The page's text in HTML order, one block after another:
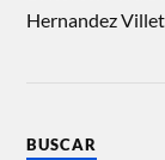
Hernandez
BUSCAR